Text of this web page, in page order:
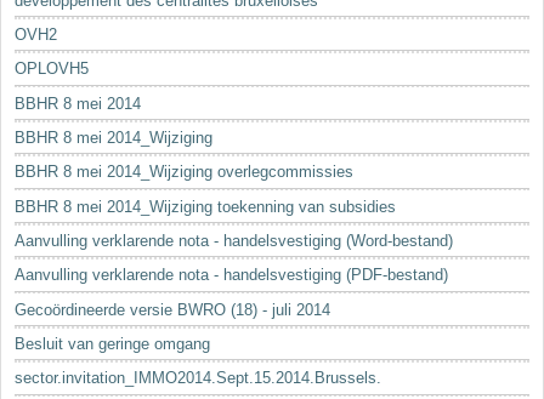
OVH2
OPLOVH5
BBHR 8 mei 2014
BBHR 8 mei 2014_Wijziging
BBHR 8 mei 2014_Wijziging overlegcommissies
BBHR 8 mei 2014_Wijziging toekenning van subsidies
Aanvulling verklarende nota - handelsvestiging (Word-bestand)
Aanvulling verklarende nota - handelsvestiging (PDF-bestand)
Gecoördineerde versie BWRO (18) - juli 2014
Besluit van geringe omgang
sector.invitation_IMMO2014.Sept.15.2014.Brussels.